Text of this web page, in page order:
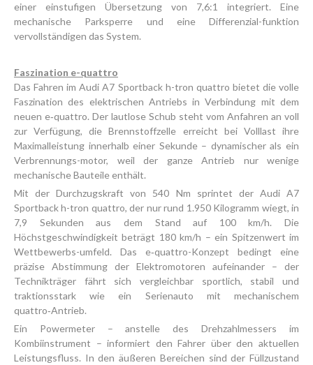
einer einstufigen Übersetzung von 7,6:1 integriert. Eine
mechanische Parksperre und eine Differenzial-funktion
vervollständigen das System.
Faszination e-quattro
Das Fahren im Audi A7 Sportback h-tron quattro bietet die volle
Faszination des elektrischen Antriebs in Verbindung mit dem
neuen e‑quattro. Der lautlose Schub steht vom Anfahren an voll
zur Verfügung, die Brennstoffzelle erreicht bei Volllast ihre
Maximalleistung innerhalb einer Sekunde – dynamischer als ein
Verbrennungs-motor, weil der ganze Antrieb nur wenige
mechanische Bauteile enthält.
Mit der Durchzugskraft von 540 Nm sprintet der Audi A7
Sportback h-tron quattro, der nur rund 1.950 Kilogramm wiegt, in
7,9 Sekunden aus dem Stand auf 100 km/h. Die
Höchstgeschwindigkeit beträgt 180 km/h – ein Spitzenwert im
Wettbewerbs-umfeld. Das e‑quattro-Konzept bedingt eine
präzise Abstimmung der Elektromotoren aufeinander – der
Technikträger fährt sich vergleichbar sportlich, stabil und
traktionsstark wie ein Serienauto mit mechanischem
quattro‑Antrieb.
Ein Powermeter – anstelle des Drehzahlmessers im
Kombiinstrument – informiert den Fahrer über den aktuellen
Leistungsfluss. In den äußeren Bereichen sind der Füllzustand